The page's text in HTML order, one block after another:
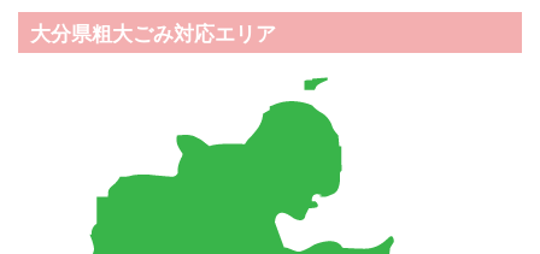
大分県粗大ごみ対応エリア